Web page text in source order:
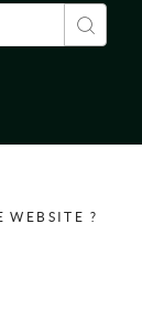
WEBSITE ?